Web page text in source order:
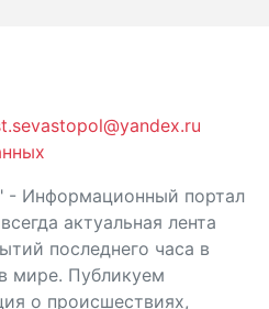
- Информационный портал
актуальная лента
последнего часа в
мире. Публикуем
о происшествиях,